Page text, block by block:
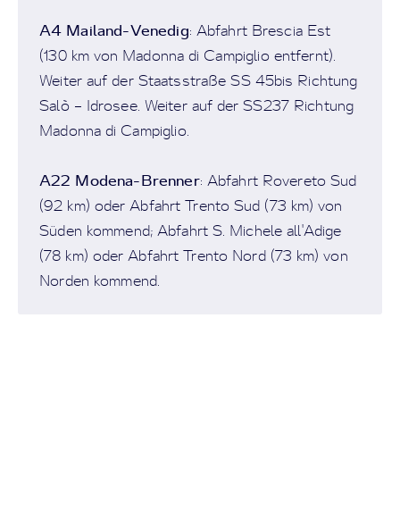
A4 Mailand-Venedig: Abfahrt Brescia Est
(130 km von Madonna di Campiglio entfernt).
Weiter auf der Staatsstraße SS 45bis Richtung
Salò – Idrosee. Weiter auf der SS237 Richtung
Madonna di Campiglio.
A22 Modena-Brenner: Abfahrt Rovereto Sud
(92 km) oder Abfahrt Trento Sud (73 km) von
Süden kommend; Abfahrt S. Michele all'Adige
(78 km) oder Abfahrt Trento Nord (73 km) von
Norden kommend.